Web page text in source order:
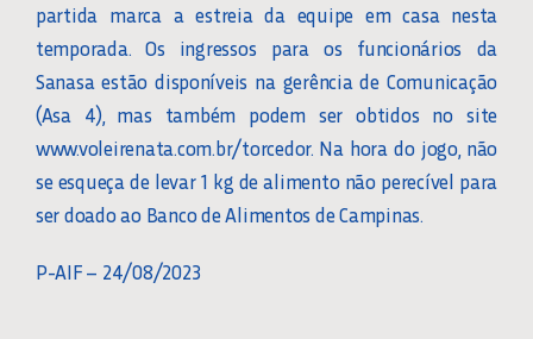
partida marca a estreia da equipe em casa nesta
temporada. Os ingressos para os funcionários da
Sanasa estão disponíveis na gerência de Comunicação
(Asa 4), mas também podem ser obtidos no site
www.voleirenata.com.br/torcedor. Na hora do jogo, não
se esqueça de levar 1 kg de alimento não perecível para
ser doado ao Banco de Alimentos de Campinas.
P-AIF – 24/08/2023